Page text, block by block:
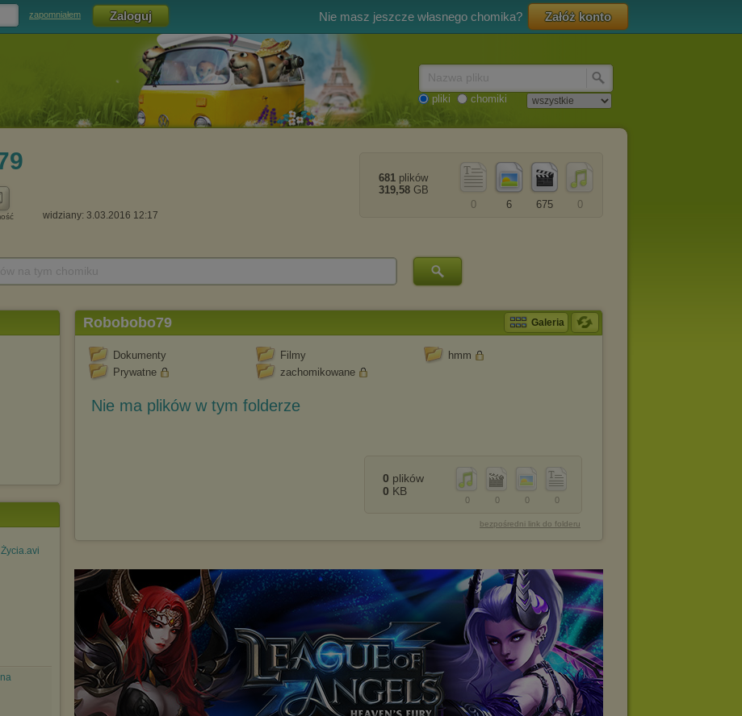
zapomniałem Nie masz jeszcze własnego chomika? Załóż konto
pliki chomiki
widziany: 3.03.2016 12:17
0
675
6
0
681 plików
319,58 GB
Robobobo79 Galeria
Dokumenty Filmy
hmm
Prywatne
zachomikowane
Nie ma plików w tym folderze
0
0
0
0
0 plików
0 KB
bezpośredni link do folderu